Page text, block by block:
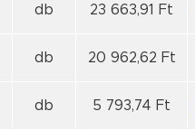
db 23 663,91 Ft
db 20 962,62 Ft
db 5 793,74 Ft